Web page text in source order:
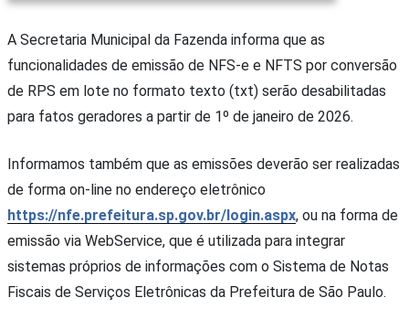
A Secretaria Municipal da Fazenda informa que as
funcionalidades de emissão de NFS-e e NFTS por conversão
de RPS em lote no formato texto (txt) serão desabilitadas
para fatos geradores a partir de 1º de janeiro de 2026.
Informamos também que as emissões deverão ser realizadas
de forma on-line no endereço eletrônico
https://nfe.prefeitura.sp.gov.br/login.aspx, ou na forma de
emissão via WebService, que é utilizada para integrar
sistemas próprios de informações com o Sistema de Notas
Fiscais de Serviços Eletrônicas da Prefeitura de São Paulo.